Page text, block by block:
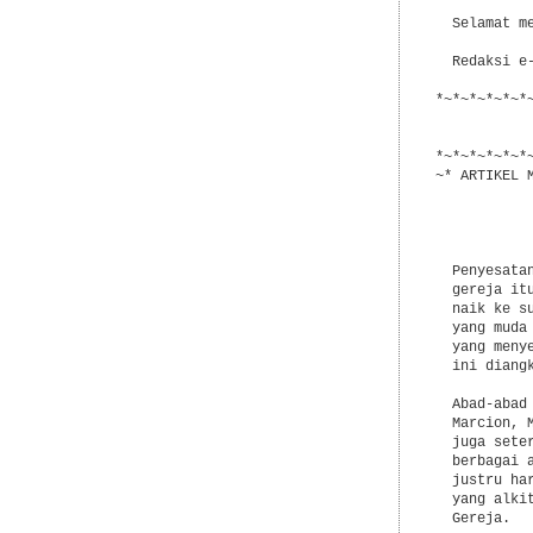
Selamat
Redaksi
~* ARTIKEL
gereja
naik ke
yang muda
yang
ini